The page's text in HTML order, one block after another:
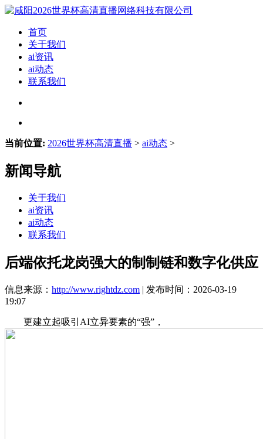
首页
关于我们
ai资讯
ai动态
联系我们
当前位置: 2026世界杯高清直播 > ai动态 >
新闻导航
关于我们
ai资讯
ai动态
联系我们
后端依托龙岗强大的制制链和数字化供应
信息来源： http://www.rightdz.com | 发布时间：2026-03-19
19:07
更建立起吸引AI立异要素的“强”，